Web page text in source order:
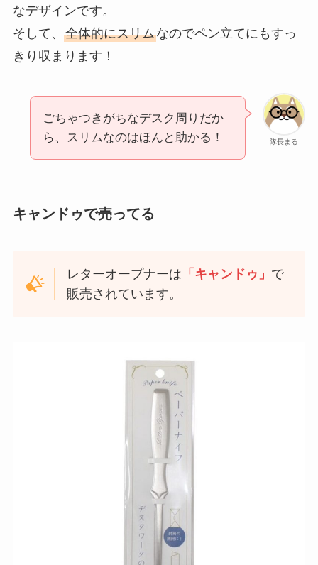
なデザインです。
そして、 全体的にスリムなのでペン立てにもすっ
きり収まります！
隊長まる
ごちゃつきがちなデスク周りだか
ら、スリムなのはほんと助かる！
キャンドゥで売ってる
レターオープナーは 「キャンドゥ」 で
販売されています。